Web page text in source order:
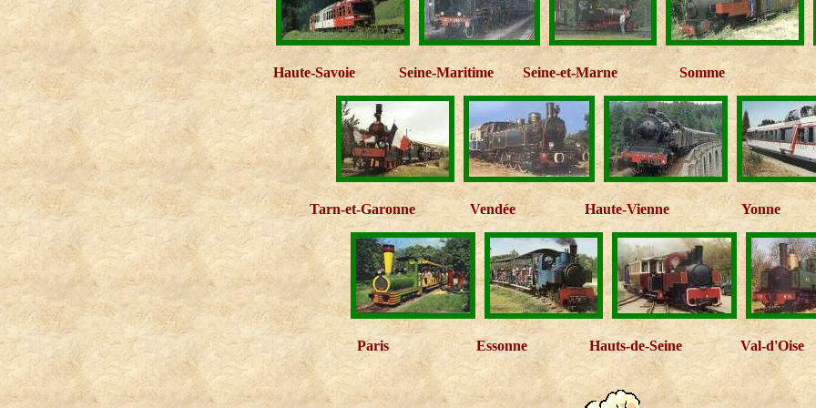
Haute-Savoie Seine-Maritime Seine-et-Marne Somme
Tarn-et-Garonne Vendée Haute-Vienne Yonne
Paris Essonne Hauts-de-Seine Val-d'Oise